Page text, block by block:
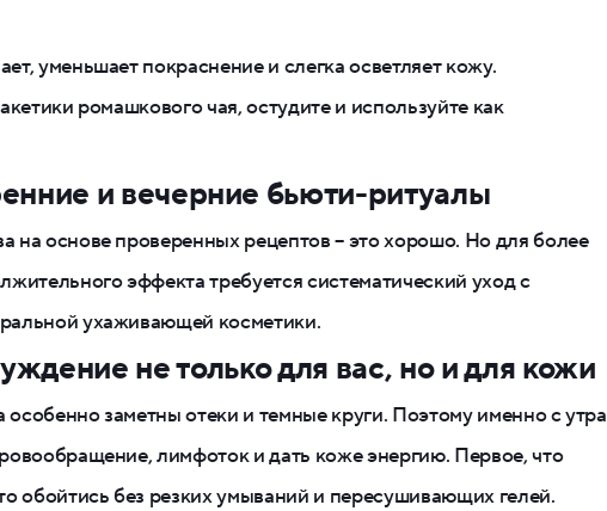
уменьшает покраснение и слегка осветляет кожу.
ромашкового чая, остудите и используйте как
и вечерние бьюти-ритуалы
на основе проверенных рецептов – это хорошо. Но для более
эффекта требуется систематический уход с
ухаживающей косметики.
не только для вас, но и для кожи
особенно заметны отеки и темные круги. Поэтому именно с утра
лимфоток и дать коже энергию. Первое, что
обойтись без резких умываний и пересушивающих гелей.